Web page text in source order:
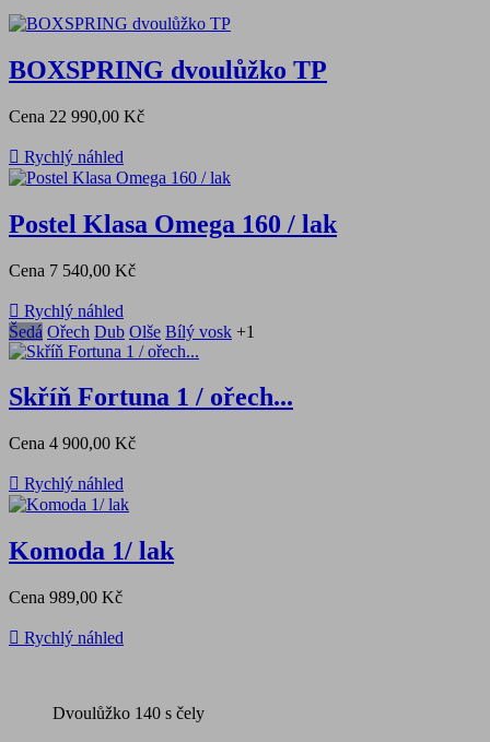
BOXSPRING dvoulůžko TP
Cena 22 990,00 Kč
 Rychlý náhled
Postel Klasa Omega 160 / lak
Cena 7 540,00 Kč
 Rychlý náhled
Šedá Ořech Dub Olše Bílý vosk +1
Skříň Fortuna 1 / ořech...
Cena 4 900,00 Kč
 Rychlý náhled
Komoda 1/ lak
Cena 989,00 Kč
 Rychlý náhled
Dvoulůžko 140 s čely